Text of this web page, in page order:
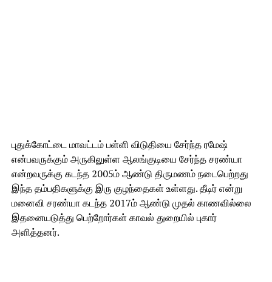
புதுக்கோட்டை மாவட்டம் பள்ளி விடுதியை சேர்ந்த ரமேஷ்
என்பவருக்கும் அருகிலுள்ள ஆலங்குடியை சேர்ந்த சரண்யா
என்றவருக்கு கடந்த 2005ம் ஆண்டு திருமணம் நடைபெற்றது
இந்த தம்பதிகளுக்கு இரு குழந்தைகள் உள்ளது. தீடிர் என்று
மனைவி சரண்யா கடந்த 2017ம் ஆண்டு முதல் காணவில்லை
இதனையடுத்து பெற்றோர்கள் காவல் துறையில் புகார்
அளித்தனர்.